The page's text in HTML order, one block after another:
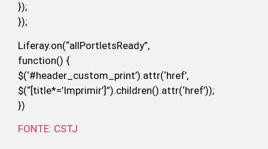
});
});
Liferay.on(“allPortletsReady”,
function() {
$(‘#header_custom_print’).attr(‘href’,
$(“[title*=’Imprimir’]”).children().attr(‘href’));
})
FONTE: CSTJ